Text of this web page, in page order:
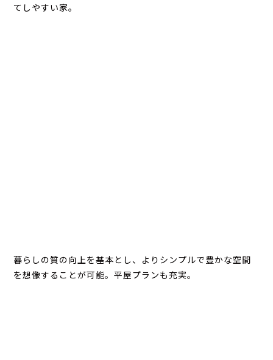
てしやすい家。
暮らしの質の向上を基本とし、よりシンプルで豊かな空間
を想像することが可能。平屋プランも充実。